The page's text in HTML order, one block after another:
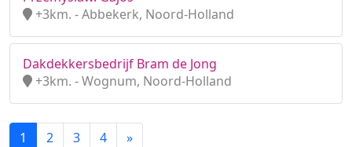
+3km. - Abbekerk, Noord-Holland
Dakdekkersbedrijf Bram de Jong
+3km. - Wognum, Noord-Holland
1 2 3 4 »